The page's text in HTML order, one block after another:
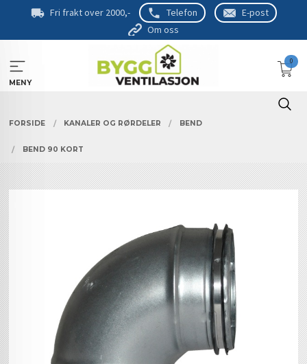
Fri frakt over 2000,- Telefon
E-post
Om oss
MENY
0
FORSIDE KANALER OG RØRDELER BEND
BEND 90 KORT